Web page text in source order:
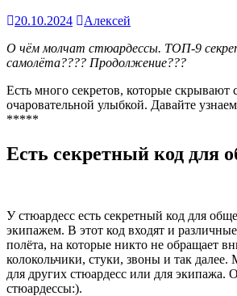
20.10.2024
Алексей
О чём молчат стюардессы. ТОП-9
самолёта???? Продолжение???
Есть много секретов, которые скрывают
очаровательной улыбкой. Давайте
*****
Есть секретный код для
У стюардесс есть секретный код для
экипажем. В этот код входят и
полёта, на которые никто не обращает
колокольчики, стуки, звоны и так
для других стюардесс или для экипажа.
стюардессы:).